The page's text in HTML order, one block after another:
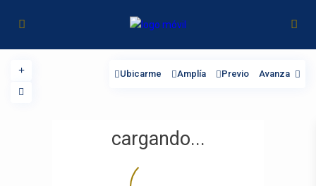
cargando...
Ubicarme Amplía Previo Avanza